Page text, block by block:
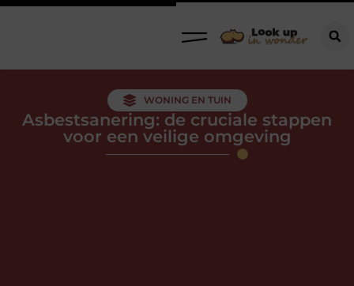
WONING EN TUIN
Asbestsanering: de cruciale stappen
voor een veilige omgeving